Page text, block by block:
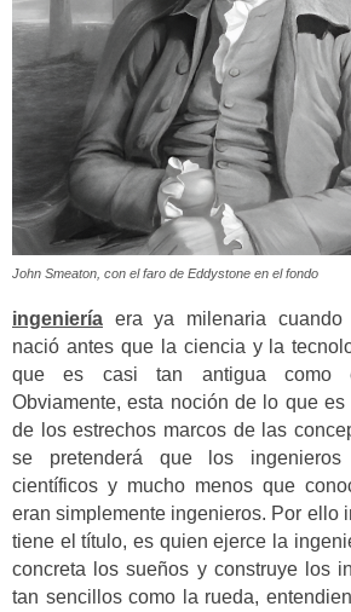
John Smeaton, con el faro de Eddystone en el fondo
ingeniería era ya milenaria cuando
nació antes que la ciencia y la
que es casi tan antigua como
Obviamente, esta noción de lo que
de los estrechos marcos de las
se pretenderá que los ingenieros
científicos y mucho menos que
eran simplemente ingenieros. Por ello
tiene el título, es quien ejerce la
concreta los sueños y construye los
tan sencillos como la rueda,